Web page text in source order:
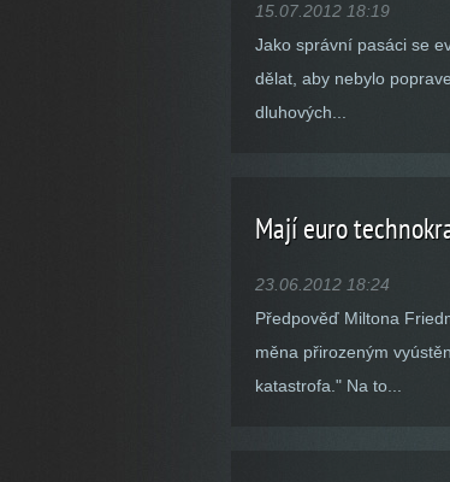
15.07.2012 18:19
Jako správní pasáci se
dělat, aby nebylo
dluhových...
Mají euro
23.06.2012 18:24
Předpověď Miltona
měna přirozeným
katastrofa." Na to...